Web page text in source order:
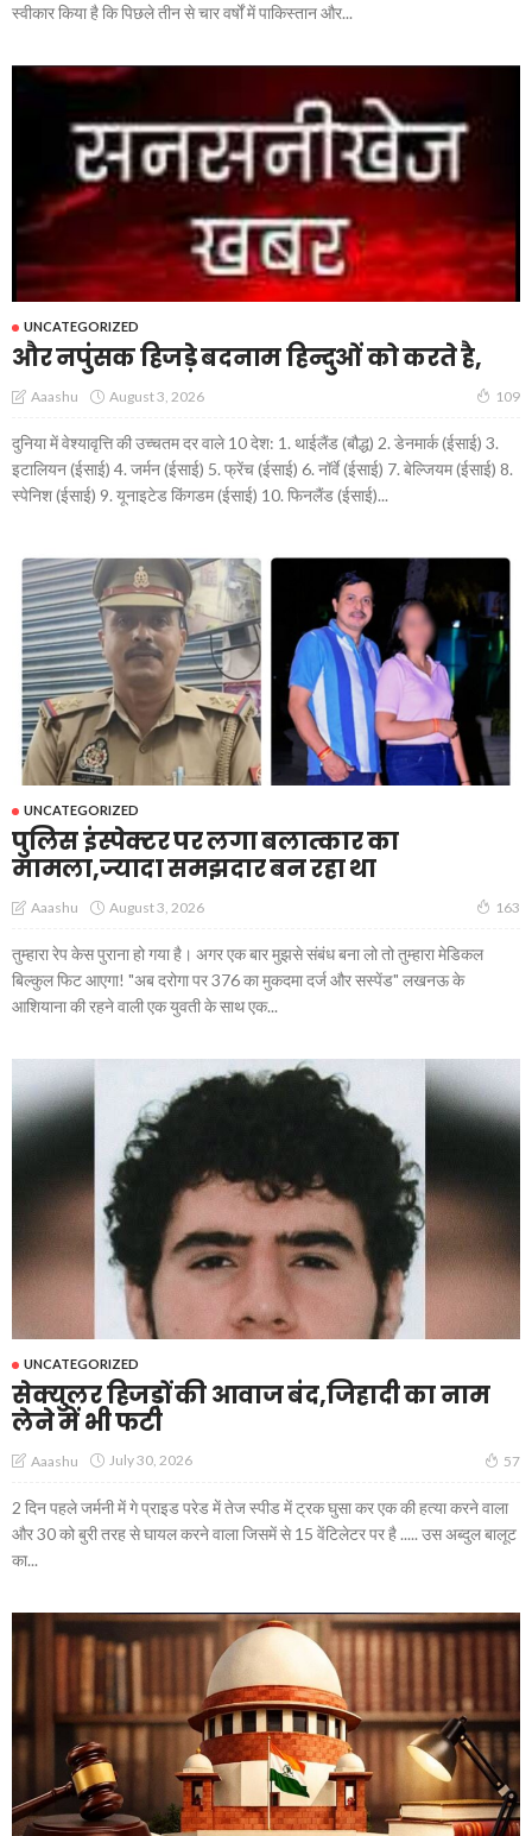
स्वीकार किया है कि पिछले तीन से चार वर्षों में पाकिस्तान और...
UNCATEGORIZED
और नपुंसक हिजड़े बदनाम हिन्दुओं को करते है,
Aaashu August 3, 2026 109
दुनिया में वेश्यावृत्ति की उच्चतम दर वाले 10 देश: 1. थाईलैंड (बौद्ध) 2. डेनमार्क (ईसाई) 3.
इटालियन (ईसाई) 4. जर्मन (ईसाई) 5. फ्रेंच (ईसाई) 6. नॉर्वे (ईसाई) 7. बेल्जियम (ईसाई) 8.
स्पेनिश (ईसाई) 9. यूनाइटेड किंगडम (ईसाई) 10. फिनलैंड (ईसाई)...
UNCATEGORIZED
पुलिस इंस्पेक्टर पर लगा बलात्कार का
मामला,ज्यादा समझदार बन रहा था
Aaashu August 3, 2026 163
तुम्हारा रेप केस पुराना हो गया है। अगर एक बार मुझसे संबंध बना लो तो तुम्हारा मेडिकल
बिल्कुल फिट आएगा! "अब दरोगा पर 376 का मुकदमा दर्ज और सस्पेंड" लखनऊ के
आशियाना की रहने वाली एक युवती के साथ एक...
UNCATEGORIZED
सेक्युलर हिजड़ों की आवाज बंद,जिहादी का नाम
लेने में भी फटी
Aaashu July 30, 2026 57
2 दिन पहले जर्मनी में गे प्राइड परेड में तेज स्पीड में ट्रक घुसा कर एक की हत्या करने वाला
और 30 को बुरी तरह से घायल करने वाला जिसमें से 15 वेंटिलेटर पर है ..... उस अब्दुल बालूट
का...